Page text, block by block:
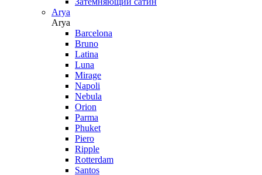
Arya
Arya
Barcelona
Bruno
Latina
Luna
Mirage
Napoli
Nebula
Orion
Parma
Phuket
Piero
Ripple
Rotterdam
Santos